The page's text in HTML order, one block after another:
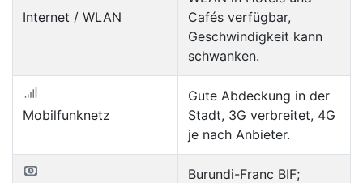
Internet / WLAN
Cafés verfügbar,
Geschwindigkeit kann
schwanken.
Mobilfunknetz
Gute Abdeckung in der
Stadt, 3G verbreitet, 4G
je nach Anbieter.
Burundi-Franc BIF;